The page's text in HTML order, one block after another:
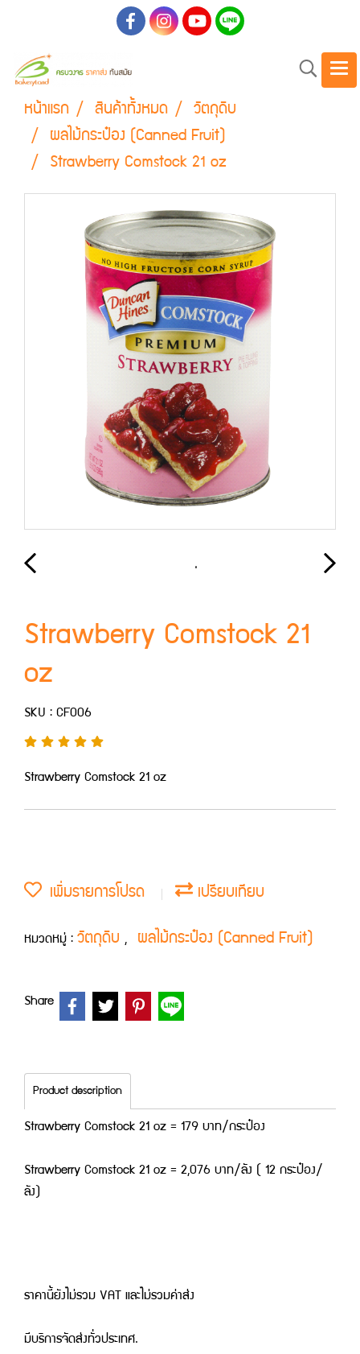
หน้าแรก สินค้าทั้งหมด วัตถุดิบ
ผลไม้กระป๋อง (Canned Fruit)
Strawberry Comstock 21 oz
Strawberry Comstock 21
oz
SKU : CF006
Strawberry Comstock 21 oz
เพิ่มรายการโปรด เปรียบเทียบ
หมวดหมู่ : วัตถุดิบ , ผลไม้กระป๋อง (Canned Fruit)
Share
Product description
Strawberry Comstock 21 oz = 179 บาท/กระป๋อง
Strawberry Comstock 21 oz = 2,076 บาท/ลัง ( 12 กระป๋อง/
ลัง)
ราคานี้ยังไม่รวม VAT และไม่รวมค่าส่ง
มีบริการจัดส่งทั่วประเทศ.